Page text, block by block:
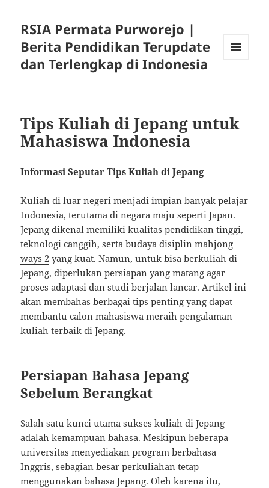
RSIA Permata Purworejo |
Berita Pendidikan Terupdate
dan Terlengkap di Indonesia
Tips Kuliah di Jepang untuk
Mahasiswa Indonesia
Informasi Seputar Tips Kuliah di Jepang
Kuliah di luar negeri menjadi impian banyak pelajar
Indonesia, terutama di negara maju seperti Japan.
Jepang dikenal memiliki kualitas pendidikan tinggi,
teknologi canggih, serta budaya disiplinmahjong
ways 2 yang kuat. Namun, untuk bisa berkuliah di
Jepang, diperlukan persiapan yang matang agar
proses adaptasi dan studi berjalan lancar. Artikel ini
akan membahas berbagai tips penting yang dapat
membantu calon mahasiswa meraih pengalaman
kuliah terbaik di Jepang.
Persiapan Bahasa Jepang
Sebelum Berangkat
Salah satu kunci utama sukses kuliah di Jepang
adalah kemampuan bahasa. Meskipun beberapa
universitas menyediakan program berbahasa
Inggris, sebagian besar perkuliahan tetap
menggunakan bahasa Jepang. Oleh karena itu,